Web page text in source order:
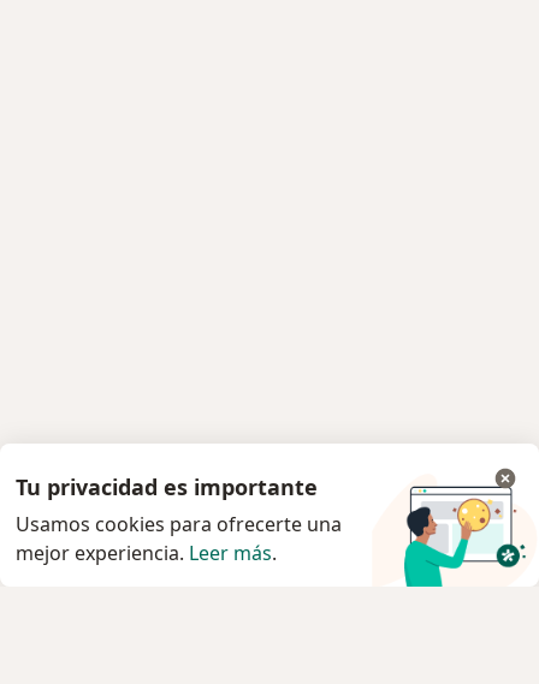
Tu privacidad es importante
Usamos cookies para ofrecerte una
mejor experiencia. Leer más.